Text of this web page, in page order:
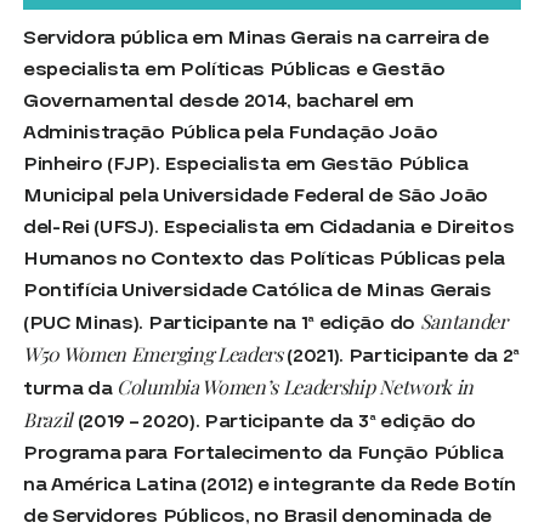
Servidora pública em Minas Gerais na carreira de
especialista em Políticas Públicas e Gestão
Governamental desde 2014, bacharel em
Administração Pública pela Fundação João
Pinheiro (FJP). Especialista em Gestão Pública
Municipal pela Universidade Federal de São João
del-Rei (UFSJ). Especialista em Cidadania e Direitos
Humanos no Contexto das Políticas Públicas pela
Pontifícia Universidade Católica de Minas Gerais
(PUC Minas). Participante na 1ª edição do Santander
W50 Women Emerging Leaders(2021). Participante da 2ª
turma da Columbia Women’s Leadership Network in
Brazil(2019 – 2020). Participante da 3ª edição do
Programa para Fortalecimento da Função Pública
na América Latina (2012) e integrante da Rede Botín
de Servidores Públicos, no Brasil denominada de